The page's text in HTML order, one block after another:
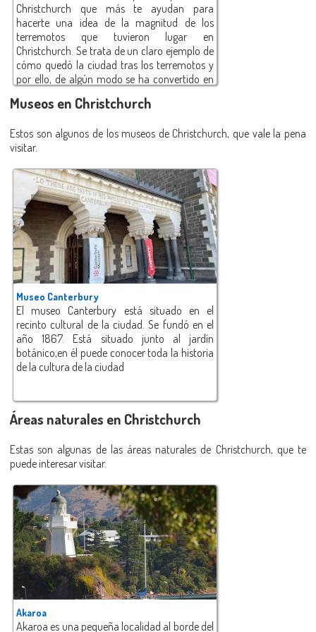
Christchurch que más te ayudan para
hacerte una idea de la magnitud de los
terremotos que tuvieron lugar en
Christchurch. Se trata de un claro ejemplo de
cómo quedó la ciudad tras los terremotos y
por ello, de algún modo se ha convertido en
de 8 años después de los terremotos, los
avanzado demasiado.
Museos en Christchurch
Estos son algunos de los museos de Christchurch, que vale la pena
visitar.
Museo Canterbury
El museo Canterbury está situado en el
recinto cultural de la ciudad. Se fundó en el
año 1867. Está situado junto al jardín
botánico,en él puede conocer toda la historia
de la cultura de la ciudad
Áreas naturales en Christchurch
Estas son algunas de las áreas naturales de Christchurch, que te
puede interesar visitar.
Akaroa
Akaroa es una pequeña localidad al borde del